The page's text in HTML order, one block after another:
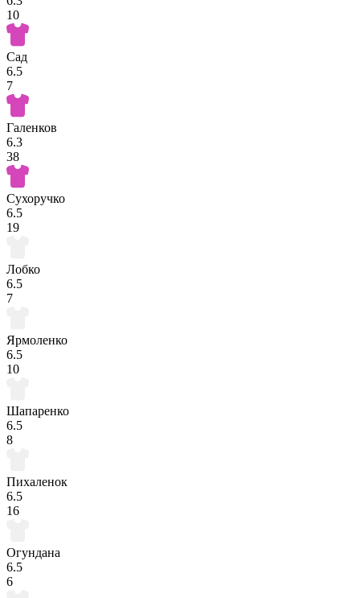
10
Сад
6.5
7
Галенков
6.3
38
Сухоручко
6.5
19
Лобко
6.5
7
Ярмоленко
6.5
10
Шапаренко
6.5
8
Пихаленок
6.5
16
Огундана
6.5
6